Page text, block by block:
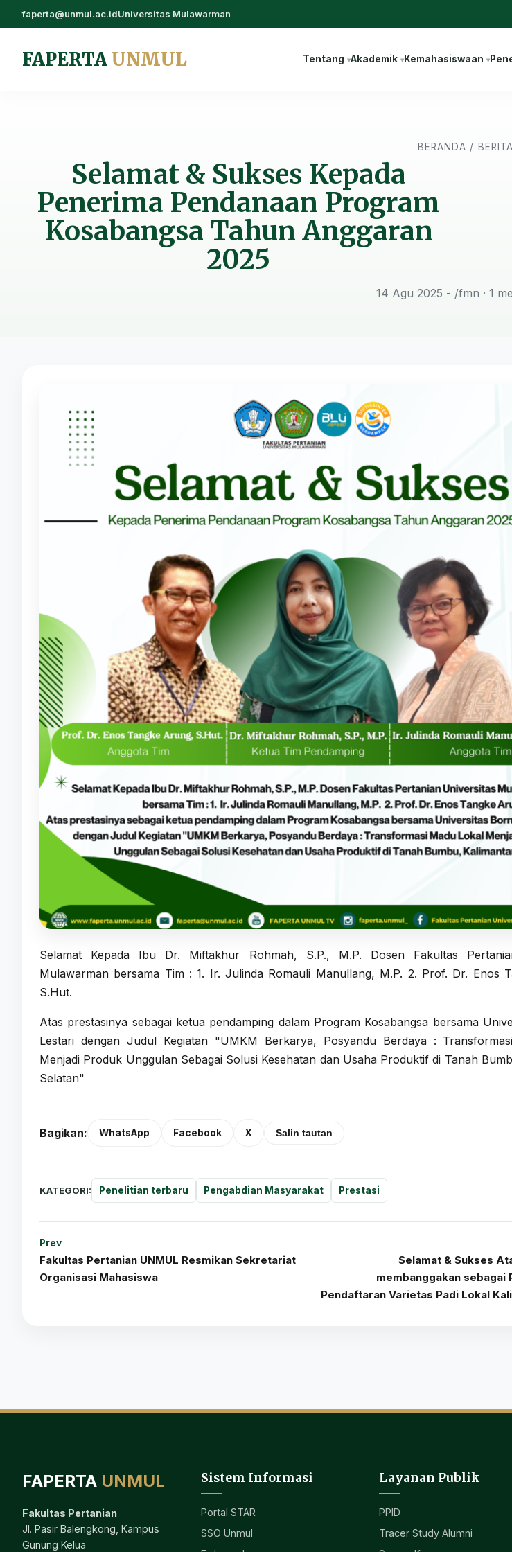
faperta@unmul.ac.idUniversitas Mulawarman
FAPERTA UNMUL Tentang Akademik Kemahasiswaan
BERANDA / BERITA
Selamat & Sukses Kepada
Penerima Pendanaan Program
Kosabangsa Tahun Anggaran
2025
14 Agu 2025 - /fmn · 1
Selamat Kepada Ibu Dr. Miftakhur Rohmah, S.P., M.P. Dosen Fakultas
Mulawarman bersama Tim : 1. Ir. Julinda Romauli Manullang, M.P. 2. Prof. Dr. Enos
S.Hut.
Atas prestasinya sebagai ketua pendamping dalam Program Kosabangsa bersama
Lestari dengan Judul Kegiatan "UMKM Berkarya, Posyandu Berdaya :
Menjadi Produk Unggulan Sebagai Solusi Kesehatan dan Usaha Produktif di Tanah
Selatan"
Bagikan: WhatsApp Facebook X Salin tautan
KATEGORI: Penelitian terbaru Pengabdian Masyarakat Prestasi
Prev
Fakultas Pertanian UNMUL Resmikan Sekretariat
Organisasi Mahasiswa
Selamat & Sukses
membanggakan sebagai
Pendaftaran Varietas Padi Lokal
FAPERTA UNMUL
Fakultas Pertanian
Jl. Pasir Balengkong, Kampus
Gunung Kelua
Sistem Informasi
Portal STAR
SSO Unmul
Layanan Publik
PPID
Tracer Study Alumni